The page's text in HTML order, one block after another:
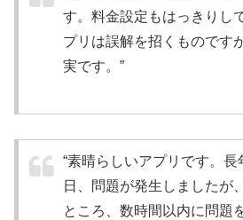
す。料金設定もはっきりし
プリは誤解を招くものです
実です。”
“素晴らしいアプリです。
日、問題が発生しましたが
ところ、数時間以内に問題